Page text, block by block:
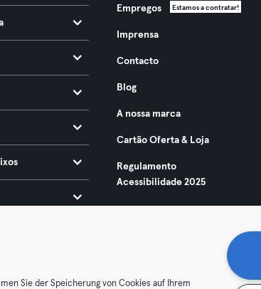
Empregos Estamos a contratar!
Imprensa
Contacto
Blog
A nossa marca
Cartão Oferta & Loja
Regulamento
Acessibilidade 2025
Sie der Speicherung von Cookies auf Ihrem